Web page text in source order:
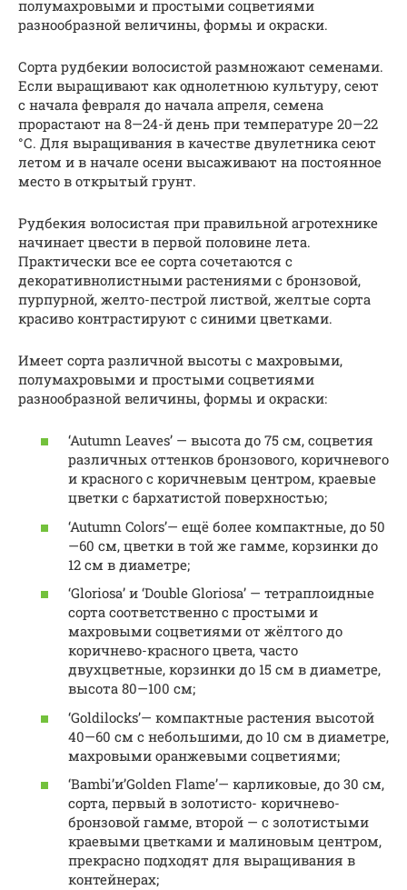
полумахровыми и простыми соцветиями
разнообразной величины, формы и окраски.
Сорта рудбекии волосистой размножают семенами.
Если выращивают как однолетнюю культуру, сеют
с начала февраля до начала апреля, семена
прорастают на 8—24-й день при температуре 20—22
°С. Для выращивания в качестве двулетника сеют
летом и в начале осени высаживают на постоянное
место в открытый грунт.
Рудбекия волосистая при правильной агротехнике
начинает цвести в первой половине лета.
Практически все ее сорта сочетаются с
декоративнолистными растениями с бронзовой,
пурпурной, желто-пестрой листвой, желтые сорта
красиво контрастируют с синими цветками.
Имеет сорта различной высоты с махровыми,
полумахровыми и простыми соцветиями
разнообразной величины, формы и окраски:
‘Autumn Leaves’ — высота до 75 см, соцветия
различных оттенков бронзового, коричневого
и красного с коричневым центром, краевые
цветки с бархатистой поверхностью;
‘Autumn Colors’— ещё более компактные, до 50
—60 см, цветки в той же гамме, корзинки до
12 см в диаметре;
‘Gloriosa’ и ‘Double Gloriosa’ — тетраплоидные
сорта соответственно с простыми и
махровыми соцветиями от жёлтого до
коричнево-красного цвета, часто
двухцветные, корзинки до 15 см в диаметре,
высота 80—100 см;
‘Goldilocks’— компактные растения высотой
40—60 см с небольшими, до 10 см в диаметре,
махровыми оранжевыми соцветиями;
‘Bambi’и’Golden Flame’— карликовые, до 30 см,
сорта, первый в золотисто- коричнево-
бронзовой гамме, второй — с золотистыми
краевыми цветками и малиновым центром,
прекрасно подходят для выращивания в
контейнерах;